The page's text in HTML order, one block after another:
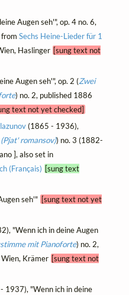
Augen seh'", op. 4 no. 6,
Sechs Heine-Lieder für 1
Haslinger [sung text not
Augen seh'", op. 2 (Zwei
) no. 2, published 1886
text not yet checked]
(1865 - 1936),
romansov)) no. 3 (1882-
], also set in
(Français) [sung text
seh'" [sung text not yet
"Wenn ich in deine Augen
mit Pianoforte) no. 2,
Krämer [sung text not
1937), "Wenn ich in deine